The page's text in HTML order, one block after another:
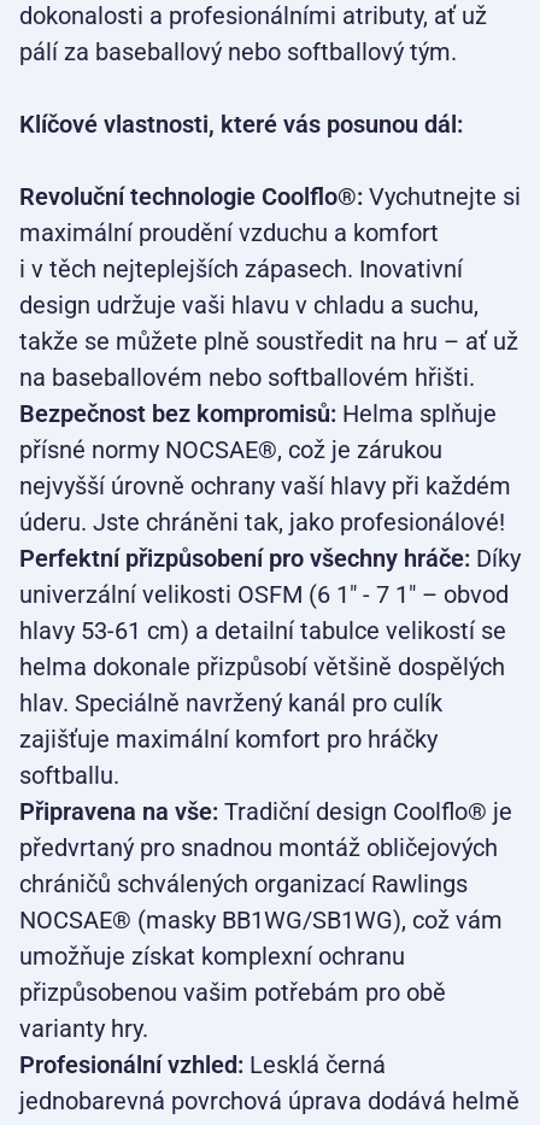
dokonalosti a profesionálními atributy, ať už
pálí za baseballový nebo softballový tým.
Klíčové vlastnosti, které vás posunou dál:
Revoluční technologie Coolflo®: Vychutnejte si
maximální proudění vzduchu a komfort
i v těch nejteplejších zápasech. Inovativní
design udržuje vaši hlavu v chladu a suchu,
takže se můžete plně soustředit na hru – ať už
na baseballovém nebo softballovém hřišti.
Bezpečnost bez kompromisů: Helma splňuje
přísné normy NOCSAE®, což je zárukou
nejvyšší úrovně ochrany vaší hlavy při každém
úderu. Jste chráněni tak, jako profesionálové!
Perfektní přizpůsobení pro všechny hráče: Díky
univerzální velikosti OSFM (6 1" - 7 1" – obvod
hlavy 53-61 cm) a detailní tabulce velikostí se
helma dokonale přizpůsobí většině dospělých
hlav. Speciálně navržený kanál pro culík
zajišťuje maximální komfort pro hráčky
softballu.
Připravena na vše: Tradiční design Coolflo® je
předvrtaný pro snadnou montáž obličejových
chráničů schválených organizací Rawlings
NOCSAE® (masky BB1WG/SB1WG), což vám
umožňuje získat komplexní ochranu
přizpůsobenou vašim potřebám pro obě
varianty hry.
Profesionální vzhled: Lesklá černá
jednobarevná povrchová úprava dodává helmě